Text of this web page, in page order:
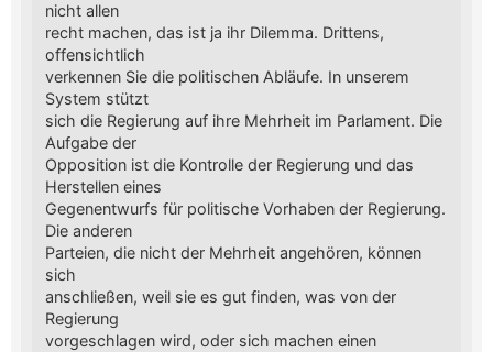
nicht allen
recht machen, das ist ja ihr Dilemma. Drittens,
offensichtlich
verkennen Sie die politischen Abläufe. In unserem
System stützt
sich die Regierung auf ihre Mehrheit im Parlament. Die
Aufgabe der
Opposition ist die Kontrolle der Regierung und das
Herstellen eines
Gegenentwurfs für politische Vorhaben der Regierung.
Die anderen
Parteien, die nicht der Mehrheit angehören, können
sich
anschließen, weil sie es gut finden, was von der
Regierung
vorgeschlagen wird, oder sich machen einen